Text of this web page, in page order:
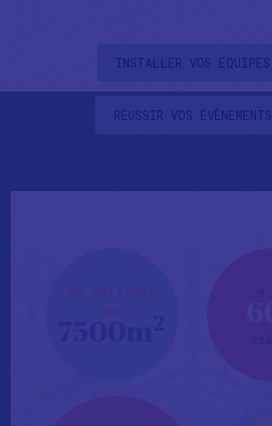
INSTALLER VOS ÉQUIPES
RÉUSSIR VOS ÉVÈNEMENTS